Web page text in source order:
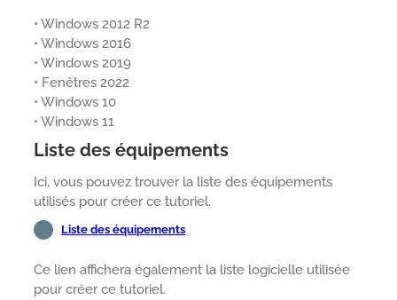
• Windows 2012 R2
• Windows 2016
• Windows 2019
• Fenêtres 2022
• Windows 10
• Windows 11
Liste des équipements
Ici, vous pouvez trouver la liste des équipements
utilisés pour créer ce tutoriel.
Liste des équipements
Ce lien affichera également la liste logicielle utilisée
pour créer ce tutoriel.